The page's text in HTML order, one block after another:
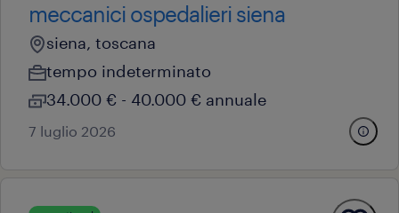
meccanici ospedalieri siena
siena, toscana
tempo indeterminato
34.000 € - 40.000 € annuale
7 luglio 2026